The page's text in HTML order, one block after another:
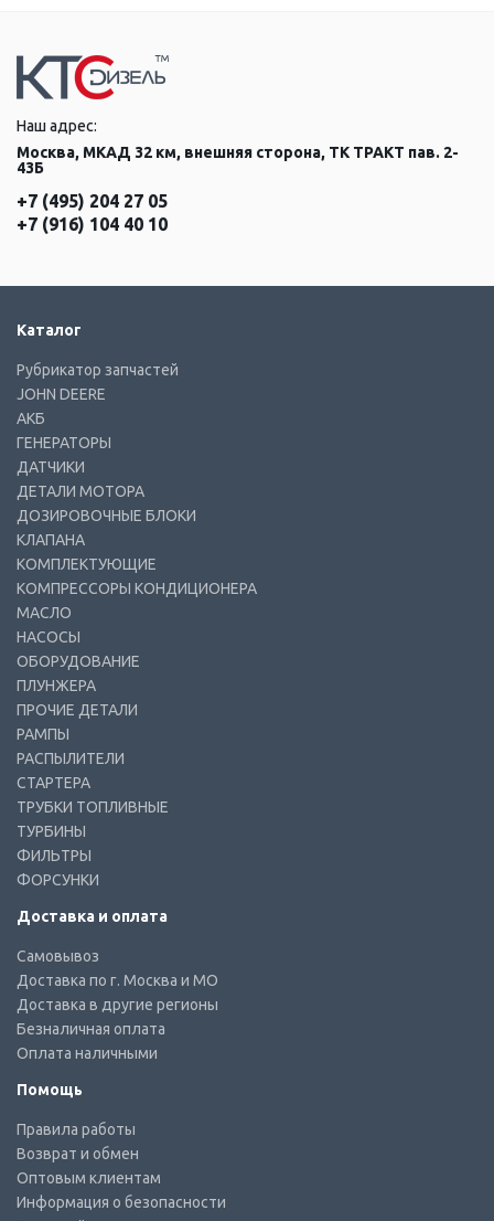
Наш адрес:
Москва, МКАД 32 км, внешняя сторона, ТК ТРАКТ пав. 2-
43Б
+7 (495) 204 27 05
+7 (916) 104 40 10
Каталог
Рубрикатор запчастей
JOHN DEERE
АКБ
ГЕНЕРАТОРЫ
ДАТЧИКИ
ДЕТАЛИ МОТОРА
ДОЗИРОВОЧНЫЕ БЛОКИ
КЛАПАНА
КОМПЛЕКТУЮЩИЕ
КОМПРЕССОРЫ КОНДИЦИОНЕРА
МАСЛО
НАСОСЫ
ОБОРУДОВАНИЕ
ПЛУНЖЕРА
ПРОЧИЕ ДЕТАЛИ
РАМПЫ
РАСПЫЛИТЕЛИ
СТАРТЕРА
ТРУБКИ ТОПЛИВНЫЕ
ТУРБИНЫ
ФИЛЬТРЫ
ФОРСУНКИ
Доставка и оплата
Самовывоз
Доставка по г. Москва и МО
Доставка в другие регионы
Безналичная оплата
Оплата наличными
Помощь
Правила работы
Возврат и обмен
Оптовым клиентам
Информация о безопасности